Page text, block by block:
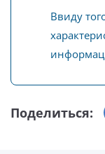
Ввиду
Поделиться: